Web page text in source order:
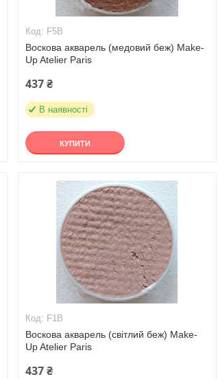
F5B
Воскова акварель (медовий беж) Make-
Up Atelier Paris
437 ₴
В наявності
КУПИТИ
F1B
Воскова акварель (світлий беж) Make-
Up Atelier Paris
437 ₴